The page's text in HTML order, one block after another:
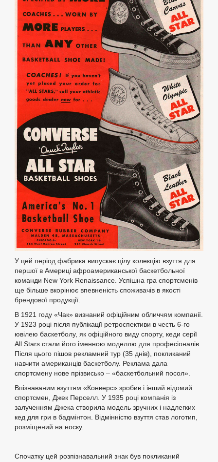
У цей період фабрика випускає цілу колекцію взуття для
першої в Америці афроамериканської баскетбольної
команди New York Renaissance. Успішна гра спортсменів
ще більше вкорінює впевненість споживачів в якості
брендової продукції.
В 1921 году «Чак» визнаний офіційним обличчям компанії.
У 1923 році після публікації ретроспективи в честь 6-го
ювілею баскетболу, як офіційного виду спорту, кеди серії
All Stars стали його іменною моделлю для професіоналів.
Після цього пішов рекламний тур (35 днів), покликаний
навчити американців баскетболу. Реклама дала
спортсмену нове прізвисько – «баскетбольний посол».
Впізнаваним взуттям «Конверс» зробив і інший відомий
спортсмен, Джек Перселл. У 1935 році компанія із
залученням Джека створила модель зручних і надлегких
кед для гри в бадмінтон. Відмінністю взуття став логотип,
розміщений на носку.
Спочатку цей розпізнавальний знак був покликаний